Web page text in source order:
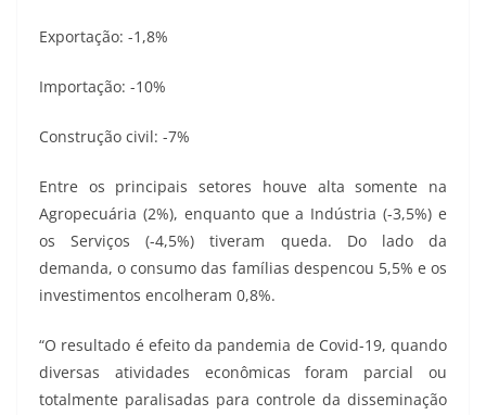
Exportação: -1,8%
Importação: -10%
Construção civil: -7%
Entre os principais setores houve alta somente na
Agropecuária (2%), enquanto que a Indústria (-3,5%) e
os Serviços (-4,5%) tiveram queda. Do lado da
demanda, o consumo das famílias despencou 5,5% e os
investimentos encolheram 0,8%.
“O resultado é efeito da pandemia de Covid-19, quando
diversas atividades econômicas foram parcial ou
totalmente paralisadas para controle da disseminação